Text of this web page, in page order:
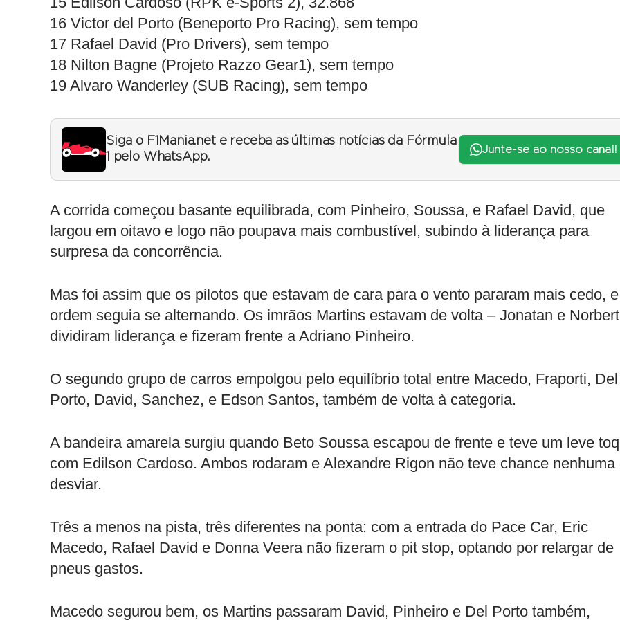
16 Victor del Porto (Beneporto Pro Racing), sem tempo
17 Rafael David (Pro Drivers), sem tempo
18 Nilton Bagne (Projeto Razzo Gear1), sem tempo
19 Alvaro Wanderley (SUB Racing), sem tempo
Siga o F1Mania.net e receba as últimas notícias da Fórmula
1 pelo WhatsApp.
Junte-se ao nosso canal!
A corrida começou basante equilibrada, com Pinheiro, Soussa, e Rafael David, que
largou em oitavo e logo não poupava mais combustível, subindo à liderança para
surpresa da concorrência.
Mas foi assim que os pilotos que estavam de cara para o vento pararam mais cedo,
ordem seguia se alternando. Os imrãos Martins estavam de volta – Jonatan e
dividiram liderança e fizeram frente a Adriano Pinheiro.
O segundo grupo de carros empolgou pelo equilíbrio total entre Macedo, Fraporti, Del
Porto, David, Sanchez, e Edson Santos, também de volta à categoria.
A bandeira amarela surgiu quando Beto Soussa escapou de frente e teve um leve
com Edilson Cardoso. Ambos rodaram e Alexandre Rigon não teve chance nenhuma
desviar.
Três a menos na pista, três diferentes na ponta: com a entrada do Pace Car, Eric
Macedo, Rafael David e Donna Veera não fizeram o pit stop, optando por relargar de
pneus gastos.
Macedo segurou bem, os Martins passaram David, Pinheiro e Del Porto também,